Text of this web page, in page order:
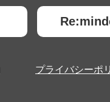
プライバシーポ